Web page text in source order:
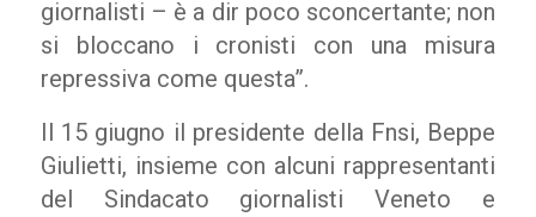
giornalisti – è a dir poco sconcertante; non
si bloccano i cronisti con una misura
repressiva come questa”.
Il 15 giugno il presidente della Fnsi, Beppe
Giulietti, insieme con alcuni rappresentanti
del Sindacato giornalisti Veneto e